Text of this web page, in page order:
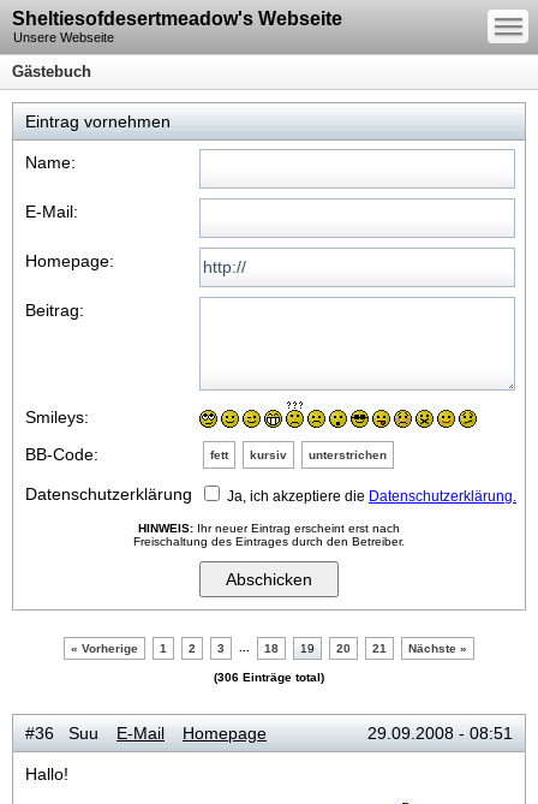
Sheltiesofdesertmeadow's Webseite
Unsere Webseite
—
—
—
Gästebuch
Eintrag vornehmen
Name:
E-Mail:
Homepage:
Beitrag:
Smileys:
BB-Code:
fett kursiv unterstrichen
Datenschutzerklärung Ja, ich akzeptiere die Datenschutzerklärung.
HINWEIS: Ihr neuer Eintrag erscheint erst nach
Freischaltung des Eintrages durch den Betreiber.
« Vorherige 1 2 3 18 19 20 21 Nächste »
(306 Einträge total)
#36 Suu E-Mail Homepage 29.09.2008 - 08:51
Hallo!